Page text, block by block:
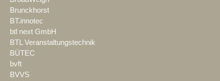
Brunckhorst
BT.innotec
btl next GmbH
BTL Veranstaltungstechnik
BÜTEC
bvft
BVVS